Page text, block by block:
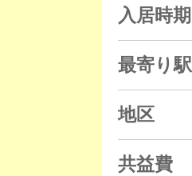
入居時期
最寄り駅
地区
共益費